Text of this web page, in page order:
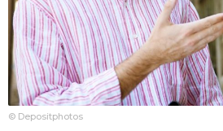
© Depositphotos